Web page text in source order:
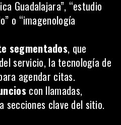
Guadalajara”, “estudio
o “imagenología
segmentados, que
servicio, la tecnología de
agendar citas.
con llamadas,
secciones clave del sitio.